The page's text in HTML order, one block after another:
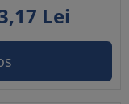
17 Lei